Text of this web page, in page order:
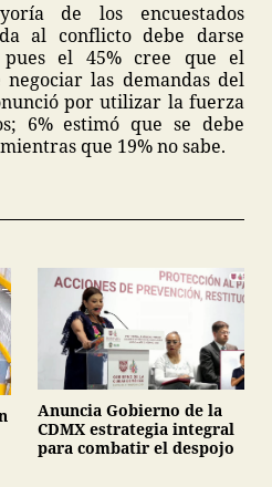
de los encuestados
al conflicto debe darse
el 45% cree que el
las demandas del
por utilizar la fuerza
6% estimó que se debe
que 19% no sabe.
Anuncia Gobierno de la
CDMX estrategia integral
para combatir el despojo